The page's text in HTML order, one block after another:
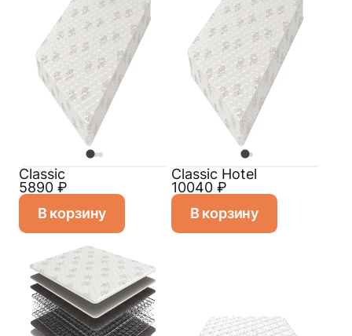
Classic
5890 ₽
В корзину
Classic Hotel
10040 ₽
В корзину